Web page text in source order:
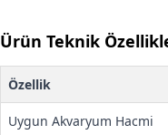
Ürün Teknik
Özellik
Uygun Akvaryum Hacmi